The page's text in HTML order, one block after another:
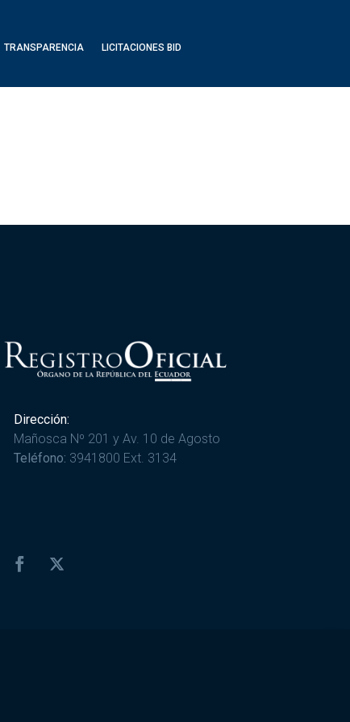
TRANSPARENCIA LICITACIONES BID
Dirección:
Mañosca Nº 201 y Av. 10 de Agosto
Teléfono: 3941800 Ext. 3134